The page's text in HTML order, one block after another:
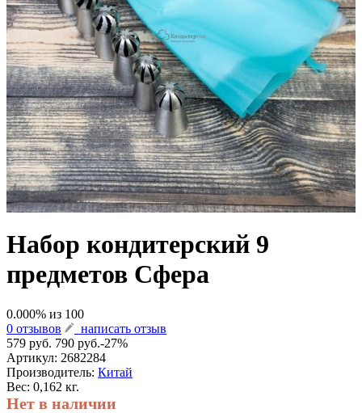
Набор кондитерский 9
предметов Сфера
0.000% из 100
0 отзывов
написать отзыв
579 руб. 790 руб.-27%
Артикул: 2682284
Производитель: Китай
Вес: 0,162 кг.
Нет в наличии